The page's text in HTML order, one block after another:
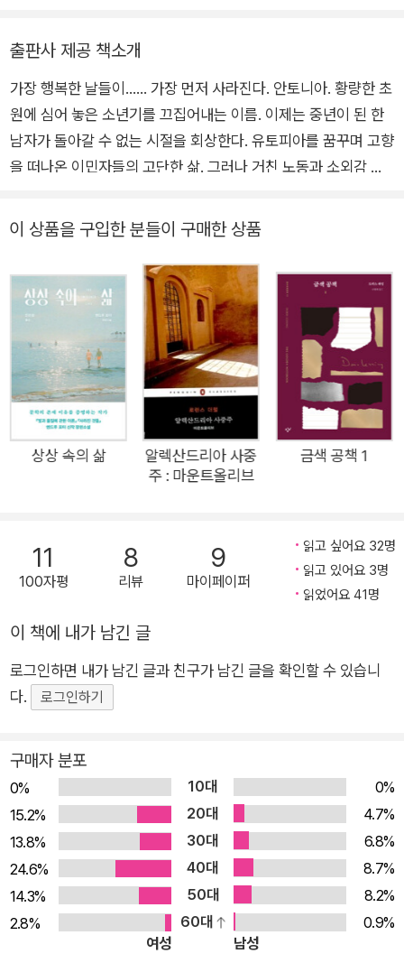
하나One of Ours』로 1922년 퓰리처상을 수상하였다. 그 밖의 주요
초점을 맞춘 『방황하는 부인A Lost Lady』, 지금은 사라진 뉴멕시코
주 혈거인종의 끊임없는 휴식에의 동경을 그린 『교수의 집The Prof
essor’s House』, 18세기 전반 캐나다에서 프랑스 이주민들의 용기
와 긍지와 정열로써 살아가는 모습을 그린 『바위 위의 그림자Shado
는 까닭은 포원의 황폐함과 숭고함이 이 사랑을 요약하는 상징이기
때문이리라. 모든 사랑이 그렇듯이.
출판사 제공 책소개
가장 행복한 날들이…… 가장 먼저 사라진다. 안토니아. 황량한 초
원에 심어 놓은 소년기를 끄집어내는 이름. 이제는 중년이 된 한
남자가 돌아갈 수 없는 시절을 회상한다. 유토피아를 꿈꾸며 고향
을 떠나온 이민자들의 고단한 삶. 그러나 거친 노동과 소외감 속
수상 작가 윌라 캐더 내면의 뿌리. 황량한 포원을 배경으로 아름
계문학 195번째 책으로 출간되었다. 작가 스스로 체험한 내용을
바탕으로 한 『나의 안토니아』는 희박한 희망을 품고 고국을 떠나
척박한 땅에 온몸을 던져야 했던 이민자들의 삶을 담고 있다. <
네브래스카 소설>이라 불리는 거작들 가운데 하나인 이 작품을
통해 윌라 캐더는 황량한 초원에 공존하는 슬픔과 아름다움, 그
안에 내제된 인간의 고귀함과 숭고함 등을, 고통을 감내하며 묵묵
히 삶을 꾸려 나가는 이민자들의 정서와 사랑에 중첩시킨다. ■ 2
007년 데보라 <여성의 갊을 바꾼 책 50권> 『나의 안토니아』는
열린책들이 2009년부터 펴내기 시작한 <열린책들 세계문학>
작가 연보로 독자들의 깊이 있는 이해를 돕는 한편 가볍고 실용적
인 사이즈에 시선을 사로잡는 개성 있는 디자인으로 현대적 감각
책들 세계문학> 시리즈를 통해 계속 선보일 예정이다. 열린책들
세계문학 낡고 먼지 쌓인 고전 읽기의 대안 불멸의 고전들이 젊고
새로운 얼굴로 다시 태어난다. 목록 선정에서부터 경직성을 탈피
한 열린책들 세계문학은 본격 문학 거장들의 대표 걸작은 물론,
고 인류 공동의 문화유산으로 자리매김해야 할 한국의 고전 문학
까지를 망라한다. 더 넓은 스펙트럼, 충실하고 참신한 번역 소설
문학에 국한하지 않는 넓은 문학의 스펙트럼은 시, 기행, 기록문
학, 그리고 지성사의 분수령이 된 주요 인문학 저작까지 아우른
다. 원전번역주의에 입각한 충실하고 참신한 번역으로 정전 텍스
트를 정립하고 상세한 작품 해설과 작가 연보를 더하여 작품과 작
가에 입체적으로 접근할 수 있게 했다. 품격과 편의, 작품의 개성
을 그대로 드러낸 디자인 제작도 엄정하게 정도를 걷는다. 열린책
이 상품을 구입한 분들이 구매한 상품
상상 속의 삶
알렉산드리아 사중
주 : 마운트올리브
금색 공책 1
11
100자평
8
리뷰
9
마이페이퍼
읽고 싶어요 32명
읽고 있어요 3명
읽었어요 41명
이 책에 내가 남긴 글
로그인하면 내가 남긴 글과 친구가 남긴 글을 확인할 수 있습니
다.
로그인하기
구매자 분포
0% 10대
0%
15.2%
20대
4.7%
13.8%
30대
6.8%
24.6%
40대
8.7%
14.3%
50대
8.2%
2.8%
60대
0.9%
여성
남성